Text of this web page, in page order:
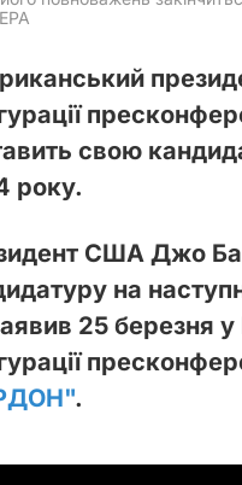
свою
року.
США Джо
на
25 березня
.